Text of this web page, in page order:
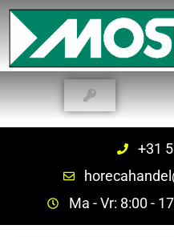
+31
Ma - Vr: 8:00 -